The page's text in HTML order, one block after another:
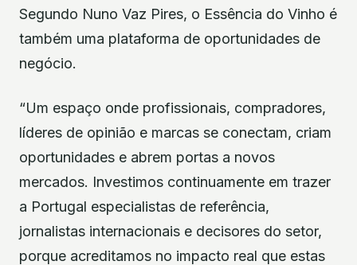
Segundo Nuno Vaz Pires, o Essência do Vinho é
também uma plataforma de oportunidades de
negócio.
“Um espaço onde profissionais, compradores,
líderes de opinião e marcas se conectam, criam
oportunidades e abrem portas a novos
mercados. Investimos continuamente em trazer
a Portugal especialistas de referência,
jornalistas internacionais e decisores do setor,
porque acreditamos no impacto real que estas